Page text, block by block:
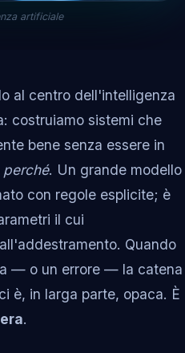
artificiale
al centro dell'intelligenza
costruiamo sistemi che
bene senza essere in
perché. Un grande modello
con regole esplicite; è
il cui
Quando
— o un errore — la catena
è, in larga parte, opaca. È
.